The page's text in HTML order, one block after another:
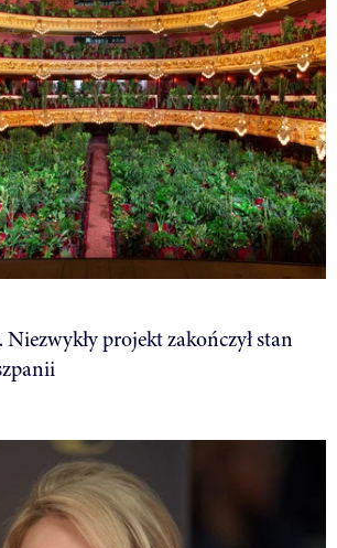
projekt zakończył stan